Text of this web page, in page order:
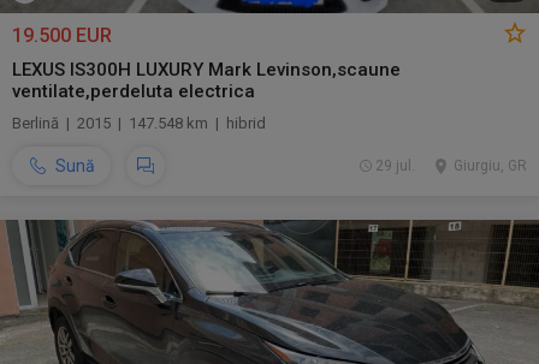
19.500 EUR
LEXUS IS300H LUXURY Mark Levinson,scaune
ventilate,perdeluta electrica
Berlină | 2015 | 147.548 km | hibrid
Sună Giurgiu, GR
29 jul.